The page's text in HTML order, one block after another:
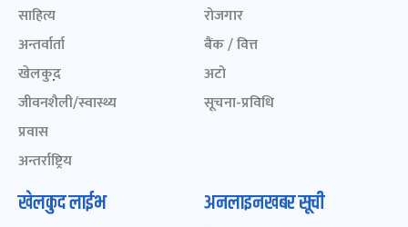
साहित्य
अन्तर्वार्ता
खेलकुद़़
जीवनशैली/स्वास्थ्य
प्रवास
अन्तर्राष्ट्रिय
रोजगार
बैंक / वित्त
अटो
सूचना-प्रविधि
खेलकुद लाईभ अनलाइनखबर सूची